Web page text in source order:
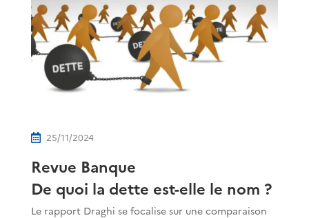
 25/11/2024
Revue Banque
De quoi la dette est-elle le nom ?
Le rapport Draghi se focalise sur une comparaison